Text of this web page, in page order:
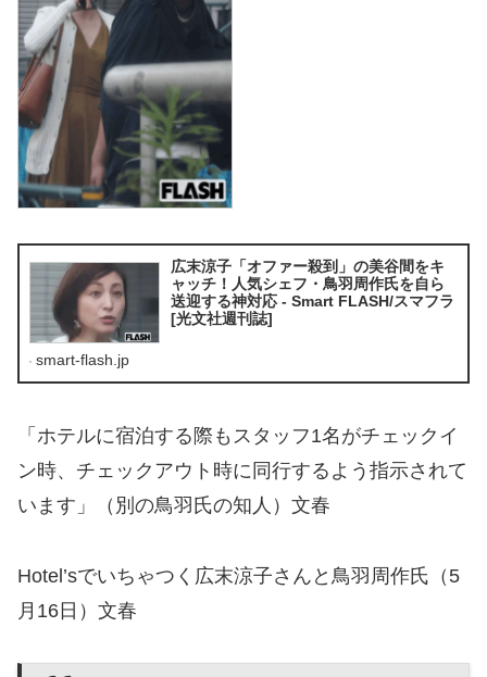
広末涼子「オファー殺到」の美谷間をキ
ャッチ！人気シェフ・鳥羽周作氏を自ら
送迎する神対応 - Smart FLASH/スマフラ
[光文社週刊誌]
smart-flash.jp
「ホテルに宿泊する際もスタッフ1名がチェックイ
ン時、チェックアウト時に同行するよう指示されて
います」（別の鳥羽氏の知人）文春
Hotel’sでいちゃつく広末涼子さんと鳥羽周作氏（5
月16日）文春